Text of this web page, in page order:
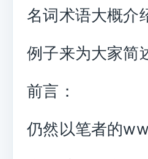
名词术语大概介
例子来为大家简
前言：
仍然以笔者的